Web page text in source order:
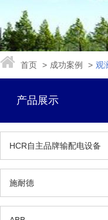
首页 > 成功案例 > 观
产品展示
HCR自主品牌输配电设备
施耐德